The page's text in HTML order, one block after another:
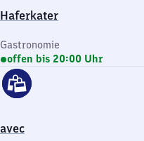
Haferkater
Gastronomie
offen bis 20:00 Uhr
avec